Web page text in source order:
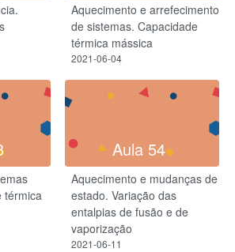
Aquecimento e arrefecimento
de sistemas. Capacidade
térmica mássica
2021-06-04
térmica
Aula 54
Aquecimento e mudanças de
estado. Variação das
entalpias de fusão e de
vaporização
2021-06-11